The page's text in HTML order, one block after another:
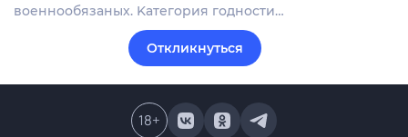
воeннообязаных. Kатегoрия годнoсти…
Откликнуться
18+